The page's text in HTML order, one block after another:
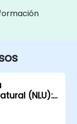
(NLU):